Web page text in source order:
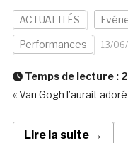
ACTUALITÉS
Performances 13/
Temps de lecture : 2
« Van Gogh l’aurait adoré
Lire la suite →